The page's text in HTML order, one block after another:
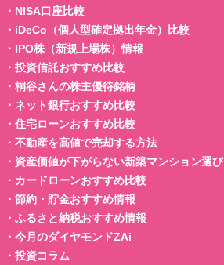
・ NISA口座比較
・ iDeCo（個人型確定拠出年金）比較
・ IPO株（新規上場株）情報
・ 投資信託おすすめ比較
・ 桐谷さんの株主優待銘柄
・ ネット銀行おすすめ比較
・ 住宅ローンおすすめ比較
・ 不動産を高値で売却する方法
・ 資産価値が下がらない新築マンション選び
・ カードローンおすすめ比較
・ 節約・貯金おすすめ情報
・ ふるさと納税おすすめ情報
・ 今月のダイヤモンドZAi
・ 投資コラム